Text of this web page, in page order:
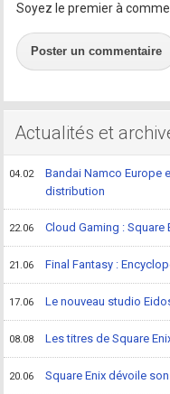
Soyez le premier à
Poster un commentaire
Actualités et
04.02
Bandai Namco Europe
distribution
22.06 Cloud Gaming :
21.06 Final Fantasy :
17.06 Le nouveau studio
08.08 Les titres de Square
20.06 Square Enix dévoile